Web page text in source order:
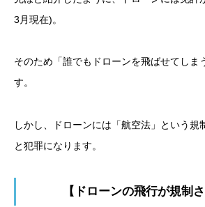
3月現在)。
そのため「誰でもドローンを飛ばせてしま
す。
しかし、ドローンには「航空法」という規
と犯罪になります。
【ドローンの飛行が規制さ